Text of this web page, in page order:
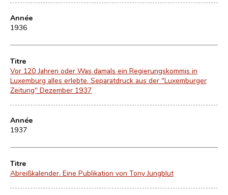
Année
1936
Titre
Vor 120 Jahren oder Was damals ein Regierungskommis in
Luxemburg alles erlebte. Separatdruck aus der "Luxemburger
Zeitung" Dezember 1937
Année
1937
Titre
Abreißkalender. Eine Publikation von Tony Jungblut